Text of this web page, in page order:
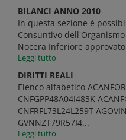
BILANCI ANNO 2010
In questa sezione è
Consuntivo
Nocera Inferiore
Leggi tutto
DIRITTI REALI
Elenco alfabetico
CNFGPP48A04I483K
CNFRFL73L24L259T
GVNNZT79R57I4...
Leggi tutto